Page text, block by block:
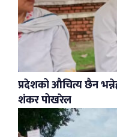
प्रदेशको औचित्य छैन
शंकर पोखरेल